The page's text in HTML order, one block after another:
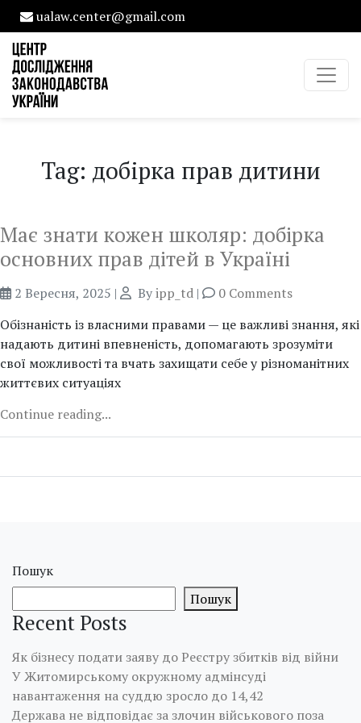
ualaw.center@gmail.com
Tag: добірка прав дитини
Має знати кожен школяр: добірка
основних прав дітей в Україні
2 Вересня, 2025 | Byipp_td |
0 Comments
Обізнаність із власними правами — це важливі знання, які
надають дитині впевненість, допомагають зрозуміти
свої можливості та вчать захищати себе у різноманітних
життєвих ситуаціях
Continue reading...
Пошук
Пошук
Recent Posts
Як бізнесу подати заяву до Реєстру збитків від війни
У Житомирському окружному адмінсуді
навантаження на суддю зросло до 14,42
Держава не відповідає за злочин військового поза